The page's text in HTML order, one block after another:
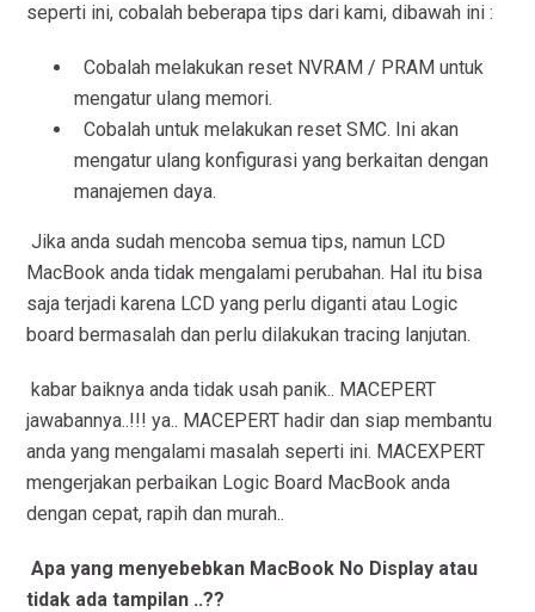
seperti ini, cobalah beberapa tips dari kami, dibawah ini :
Cobalah melakukan reset NVRAM / PRAM untuk
mengatur ulang memori.
Cobalah untuk melakukan reset SMC. Ini akan
mengatur ulang konfigurasi yang berkaitan dengan
manajemen daya.
Jika anda sudah mencoba semua tips, namun LCD
MacBook anda tidak mengalami perubahan. Hal itu bisa
saja terjadi karena LCD yang perlu diganti atau Logic
board bermasalah dan perlu dilakukan tracing lanjutan.
kabar baiknya anda tidak usah panik.. MACEPERT
jawabannya..!!! ya.. MACEPERT hadir dan siap membantu
anda yang mengalami masalah seperti ini. MACEXPERT
mengerjakan perbaikan Logic Board MacBook anda
dengan cepat, rapih dan murah..
Apa yang menyebebkan MacBook No Display atau
tidak ada tampilan ..??